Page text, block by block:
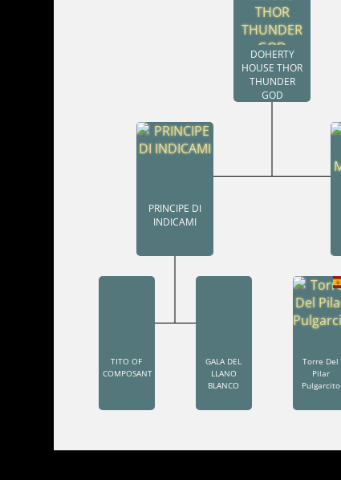
DOHERTY
HOUSE THOR
THUNDER
GOD
PRINCIPE DI
INDICAMI
TITO OF
COMPOSANT
GALA DEL
LLANO
BLANCO
Torre Del
Pilar
Pulgarcito